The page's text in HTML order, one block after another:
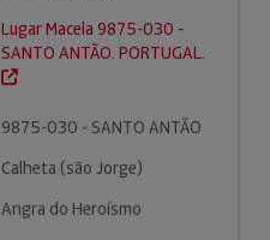
Lugar Macela 9875-030 -
SANTO ANTÃO. PORTUGAL.
9875-030 - SANTO ANTÃO
Calheta (são Jorge)
Angra do Heroísmo